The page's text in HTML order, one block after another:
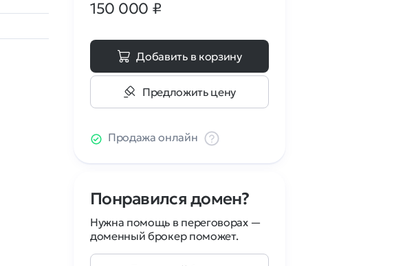
150 000 ₽
Добавить в корзину
Предложить цену
Продажа онлайн
Понравился домен?
Нужна помощь в переговорах —
доменный брокер поможет.